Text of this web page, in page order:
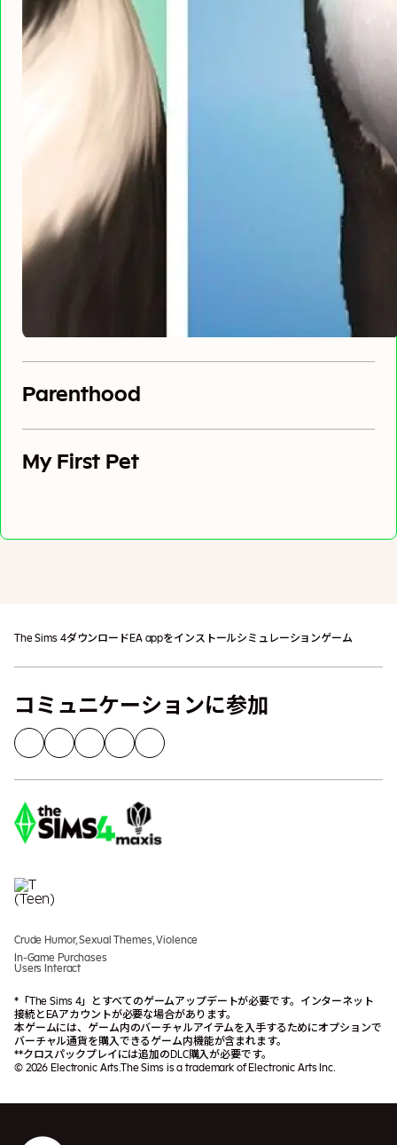
Parenthood
My First Pet
The Sims 4ダウンロード EA appをインストールシミュレーションゲーム
コミュニケーションに参加
Crude Humor, Sexual Themes, Violence
In-Game Purchases
Users Interact
*「The Sims 4」とすべてのゲームアップデートが必要です。インターネット
接続とEAアカウントが必要な場合があります。
本ゲームには、ゲーム内のバーチャルアイテムを入手するためにオプションで
バーチャル通貨を購入できるゲーム内機能が含まれます。
**クロスパックプレイには追加のDLC購入が必要です。
© 2026 Electronic Arts.The Sims is a trademark of Electronic Arts Inc.